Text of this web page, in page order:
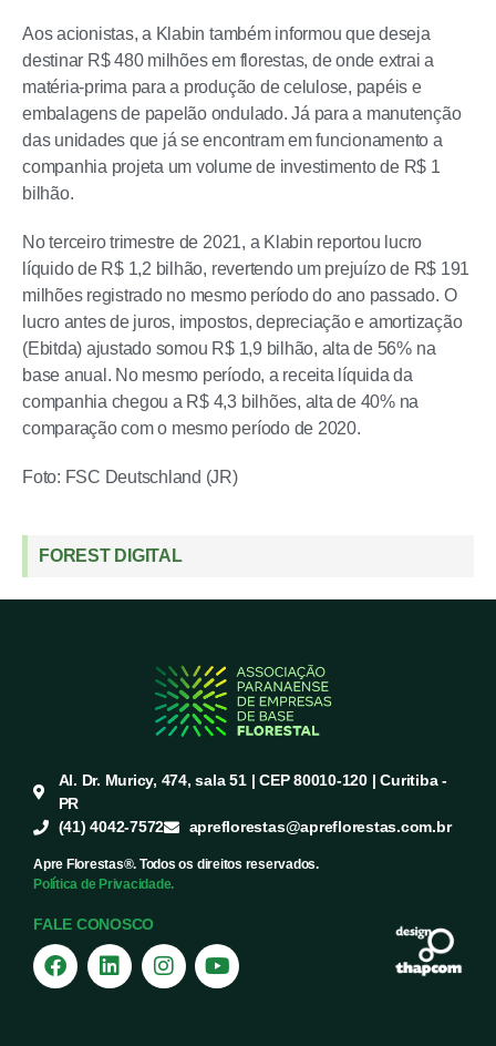
Aos acionistas, a Klabin também informou que deseja
destinar R$ 480 milhões em florestas, de onde extrai a
matéria-prima para a produção de celulose, papéis e
embalagens de papelão ondulado. Já para a manutenção
das unidades que já se encontram em funcionamento a
companhia projeta um volume de investimento de R$ 1
bilhão.
No terceiro trimestre de 2021, a Klabin reportou lucro
líquido de R$ 1,2 bilhão, revertendo um prejuízo de R$ 191
milhões registrado no mesmo período do ano passado. O
lucro antes de juros, impostos, depreciação e amortização
(Ebitda) ajustado somou R$ 1,9 bilhão, alta de 56% na
base anual. No mesmo período, a receita líquida da
companhia chegou a R$ 4,3 bilhões, alta de 40% na
comparação com o mesmo período de 2020.
Foto: FSC Deutschland (JR)
FOREST DIGITAL
Al. Dr. Muricy, 474, sala 51 | CEP 80010-120 | Curitiba -
PR
(41) 4042-7572
apreflorestas@apreflorestas.com.br
Apre Florestas®. Todos os direitos reservados.
Política de Privacidade.
FALE CONOSCO